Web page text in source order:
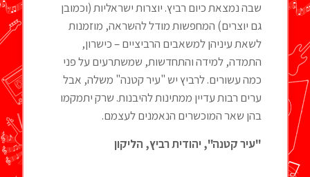
שבה נמצאת כיום רביץ. יוצרות ישראליות (וכמובן
גם יוצרים) המחפשות מודל להשראה, מוזמנות
לשאת עיניהן למשאבים הרביציים – כישרון,
התמדה, למידה והתחדשות, שמשתרעים על פני
כמה עשורים. לרביץ יש "עיר קטנה" משלה, אבל
ערים רבות עדיין ממתינות להיבנות. שרק יתמקמו
בהן שאר המוכשרים הנאמנים לעצמם.
"עיר קטנה", יהודית רביץ, הליקון